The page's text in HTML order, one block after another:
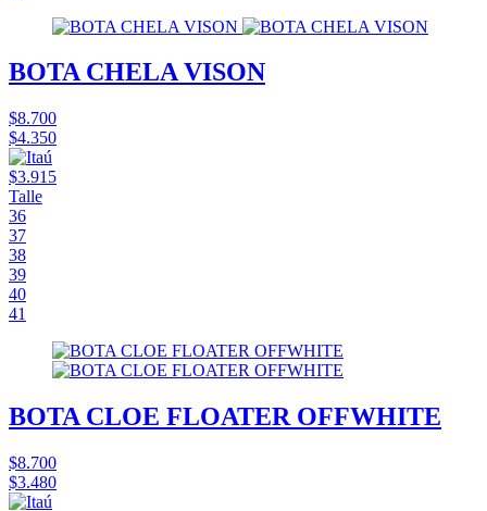
BOTA CHELA VISON
$8.700
$4.350
$3.915
Talle
36
37
38
39
40
41
BOTA CLOE FLOATER OFFWHITE
$8.700
$3.480